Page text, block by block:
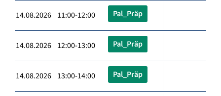
14.08.2026 11:00-12:00 Pal_Präp
14.08.2026 12:00-13:00 Pal_Präp
14.08.2026 13:00-14:00 Pal_Präp